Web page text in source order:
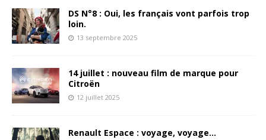
DS N°8 : Oui, les français vont parfois trop
loin.
13 septembre 2025
14 juillet : nouveau film de marque pour
Citroën
12 juillet 2025
Renault Espace : voyage, voyage…